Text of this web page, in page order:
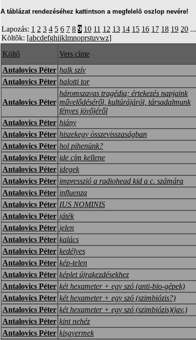
A táblázat rendezéséhez kattintson a megfelelõ oszlop nevére!
Lapozás: 1 2 3 4 5 6 7 8 9 10 11 12 13 14 15 16 17 18 19 20 ...
Költõk: [abcdefghijklmnoprstuvwz]
Költô
Vers címe
Antalovics Péter halk szív
Antalovics Péter halotti tor
Antalovics Péter
háromszavas tragédia; értekezés napjaink
művelődéséről, kultúrájáról, társadalmunk
fényes jövőjéről
Antalovics Péter hiány
Antalovics Péter hiszekegy összevisszaságban
Antalovics Péter hol pihenünk?
Antalovics Péter ide cím kellene
Antalovics Péter idegek
Antalovics Péter impresszió a radiohead kid a c. számára
Antalovics Péter influenza
Antalovics Péter IUS NOMINIS
Antalovics Péter játék
Antalovics Péter jelen
Antalovics Péter kalács
Antalovics Péter kedélyes
Antalovics Péter kép-telen
Antalovics Péter képlet újrakezdésekhez
Antalovics Péter két hexameter + egy szó (anti-bio-gépek)
Antalovics Péter két hexameter + egy szó (szimbiózis?)
Antalovics Péter két hexameter + egy szó (szimbiózis)(jav.)
Antalovics Péter kint nehéz
Antalovics Péter kisgyermek